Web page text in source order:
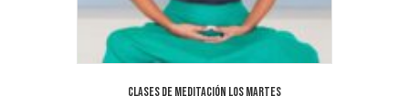
Clases de meditación los martes